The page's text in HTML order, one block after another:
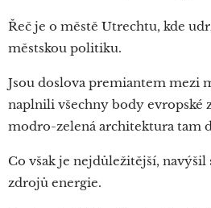
Řeč je o městě Utrechtu, kde
městskou politiku.
Jsou doslova premiantem mezi
naplnili všechny body evropské
modro-zelená architektura tam
Co však je nejdůležitější,
zdrojů energie.